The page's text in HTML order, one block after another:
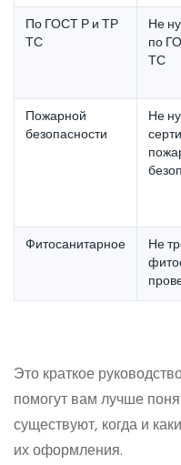
По ГОСТ Р и ТР
ТС
Не
по
ТС
Пожарной
безопасности
Не
Фитосанитарное
Не
Это краткое
помогут вам лучше
существуют, когда и
их оформления.